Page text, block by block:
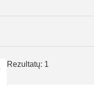
Rezultatų: 1